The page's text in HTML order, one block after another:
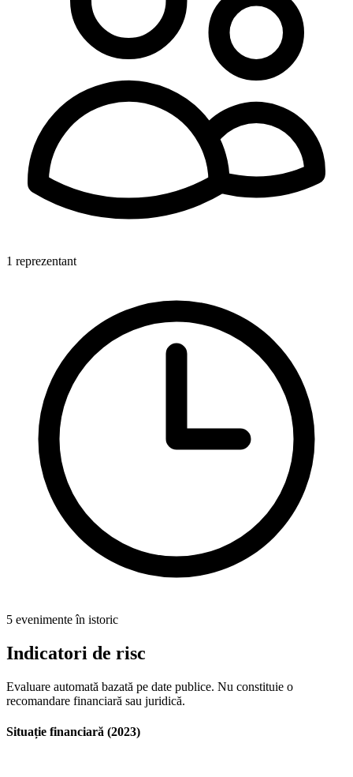
1 reprezentant
5 evenimente în istoric
Indicatori de risc
Evaluare automată bazată pe date publice. Nu constituie o
recomandare financiară sau juridică.
Situație financiară (2023)